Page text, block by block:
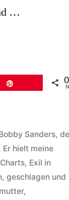
…
0
Sanders,
Er hielt meine
, Exil in
,geschlagen und
,